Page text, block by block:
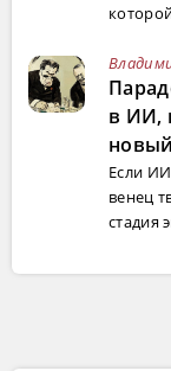
в ИИ,
Если
венец
стадия